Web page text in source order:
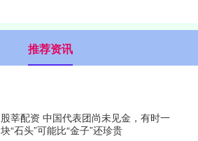
推荐资讯
股莘配资 中国代表团尚未见金，有时一
块“石头”可能比“金子”还珍贵